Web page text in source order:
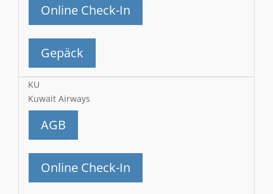
Online Check-In
Gepäck
KU
Kuwait Airways
AGB
Online Check-In